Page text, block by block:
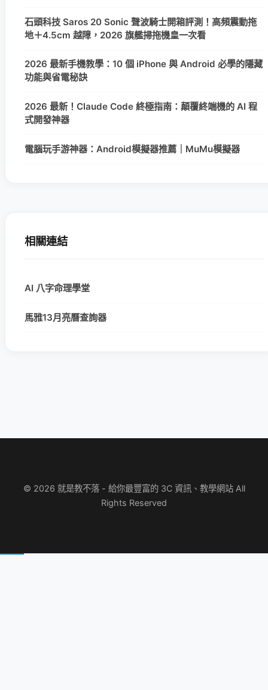
石頭科技 Saros 20 Sonic 聲波騎士開箱評測！高頻震動拖
地＋4.5cm 越障，2026 旗艦掃拖機皇一次看
2026 最新手機教學：10 個 iPhone 與 Android 必學的隱藏
功能與省電秘訣
2026 最新！Claude Code 終極指南：顛覆終端機的 AI 程
式開發神器
電腦玩手游神器：Android模擬器推薦｜MuMu模擬器
相關連結
AI 八字命理學堂
馬雅13月亮曆查詢器
© 2026 就是教不落 - 給你最豐富的 3C 資訊、教學網站 All
Rights Reserved